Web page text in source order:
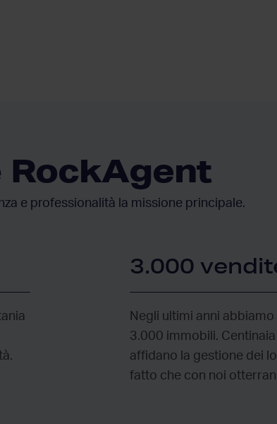
RockAgent
e professionalità la missione principale.
3.000
Negli ultimi anni
3.000 immobili.
affidano la gestione dei
fatto che con noi